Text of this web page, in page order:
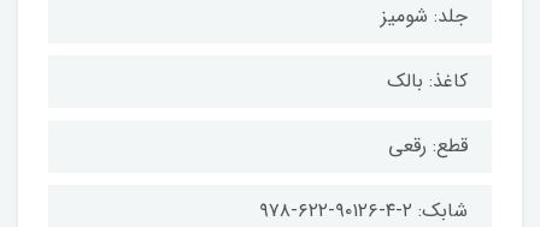
جلد: شومیز
کاغذ: بالک
قطع: رقعی
شابک: ۲-۴-۹۰۱۲۶-۶۲۲-۹۷۸